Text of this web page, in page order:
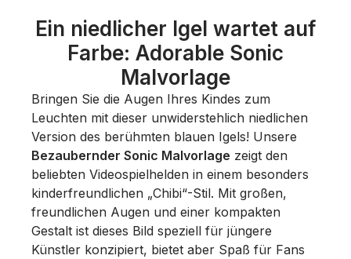
Ein niedlicher Igel wartet auf
Farbe: Adorable Sonic
Malvorlage
Bringen Sie die Augen Ihres Kindes zum
Leuchten mit dieser unwiderstehlich niedlichen
Version des berühmten blauen Igels! Unsere
Bezaubernder Sonic Malvorlage zeigt den
beliebten Videospielhelden in einem besonders
kinderfreundlichen „Chibi“-Stil. Mit großen,
freundlichen Augen und einer kompakten
Gestalt ist dieses Bild speziell für jüngere
Künstler konzipiert, bietet aber Spaß für Fans